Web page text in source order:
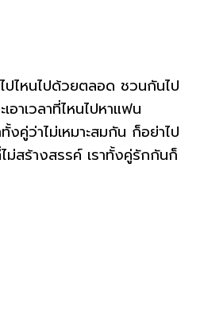
ไหนไปด้วยตลอด ชวนกันไป
อาเวลาที่ไหนไปหาแฟน
งคู่ว่าไม่เหมาะสมกัน ก็อย่าไป
ม่สร้างสรรค์ เราทั้งคู่รักกันก็